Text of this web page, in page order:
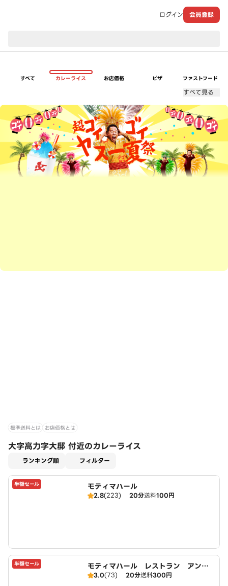
ログイン 会員登録
すべて カレーライス お店価格 ピザ ファストフード
すべて見る
超ゴイゴイヤスー夏祭
標準送料とは お店価格とは
大字高力字大邸 付近のカレーライス
ランキング順 フィルター
半額セール モティマハール
2.8(223) 20分送料100円
半額セール
モティマハール レストラン アンド
バー
3.0(73) 20分送料300円